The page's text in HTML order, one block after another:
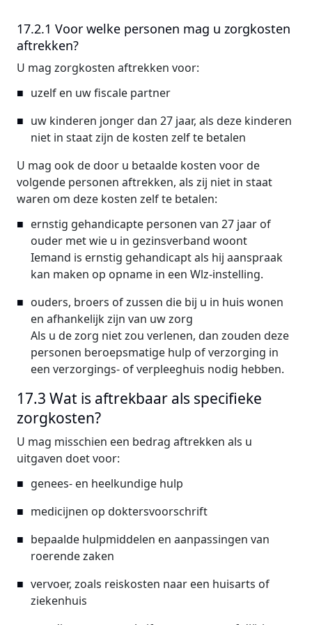
17.2.1 Voor welke personen mag u zorgkosten
aftrekken?
U mag zorgkosten aftrekken voor:
uzelf en uw fiscale partner
uw kinderen jonger dan 27 jaar, als deze kinderen
niet in staat zijn de kosten zelf te betalen
U mag ook de door u betaalde kosten voor de
volgende personen aftrekken, als zij niet in staat
waren om deze kosten zelf te betalen:
ernstig gehandicapte personen van 27 jaar of
ouder met wie u in gezinsverband woont
Iemand is ernstig gehandicapt als hij aanspraak
kan maken op opname in een Wlz-instelling.
ouders, broers of zussen die bij u in huis wonen
en afhankelijk zijn van uw zorg
Als u de zorg niet zou verlenen, dan zouden deze
personen beroepsmatige hulp of verzorging in
een verzorgings- of verpleeghuis nodig hebben.
17.3 Wat is aftrekbaar als specifieke
zorgkosten?
U mag misschien een bedrag aftrekken als u
uitgaven doet voor:
genees- en heelkundige hulp
medicijnen op doktersvoorschrift
bepaalde hulpmiddelen en aanpassingen van
roerende zaken
vervoer, zoals reiskosten naar een huisarts of
ziekenhuis